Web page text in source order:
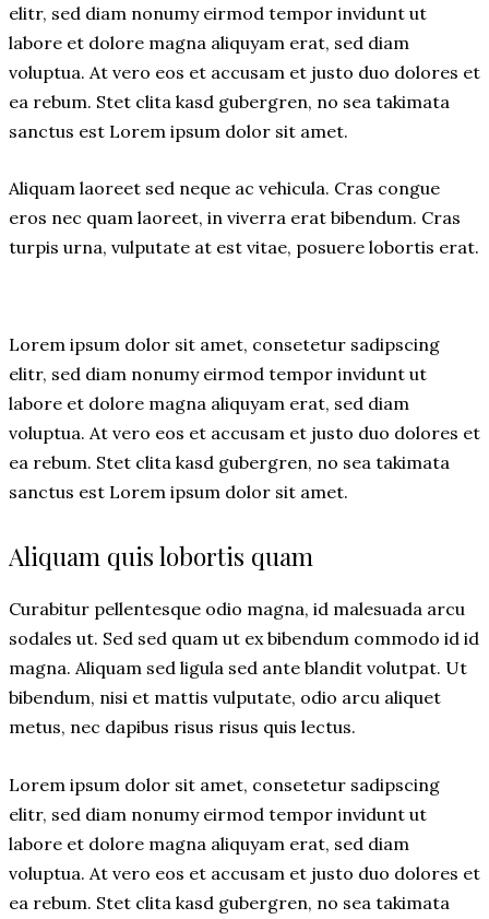
elitr, sed diam nonumy eirmod tempor invidunt ut
labore et dolore magna aliquyam erat, sed diam
voluptua. At vero eos et accusam et justo duo dolores et
ea rebum. Stet clita kasd gubergren, no sea takimata
sanctus est Lorem ipsum dolor sit amet.
Aliquam laoreet sed neque ac vehicula. Cras congue
eros nec quam laoreet, in viverra erat bibendum. Cras
turpis urna, vulputate at est vitae, posuere lobortis erat.
Lorem ipsum dolor sit amet, consetetur sadipscing
elitr, sed diam nonumy eirmod tempor invidunt ut
labore et dolore magna aliquyam erat, sed diam
voluptua. At vero eos et accusam et justo duo dolores et
ea rebum. Stet clita kasd gubergren, no sea takimata
sanctus est Lorem ipsum dolor sit amet.
Aliquam quis lobortis quam
Curabitur pellentesque odio magna, id malesuada arcu
sodales ut. Sed sed quam ut ex bibendum commodo id id
magna. Aliquam sed ligula sed ante blandit volutpat. Ut
bibendum, nisi et mattis vulputate, odio arcu aliquet
metus, nec dapibus risus risus quis lectus.
Lorem ipsum dolor sit amet, consetetur sadipscing
elitr, sed diam nonumy eirmod tempor invidunt ut
labore et dolore magna aliquyam erat, sed diam
voluptua. At vero eos et accusam et justo duo dolores et
ea rebum. Stet clita kasd gubergren, no sea takimata